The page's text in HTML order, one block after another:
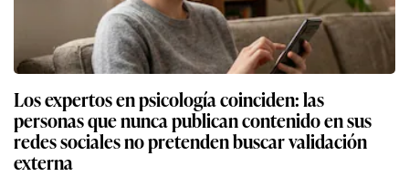
Los expertos en psicología coinciden: las
personas que nunca publican contenido en sus
redes sociales no pretenden buscar validación
externa